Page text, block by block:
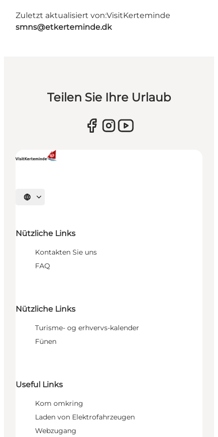
Zuletzt aktualisiert von:VisitKerteminde
smns@etkerteminde.dk
Teilen Sie Ihre Urlaub
Sprache auswählen
Nützliche Links
Kontakten Sie uns
FAQ
Nützliche Links
Turisme- og erhvervs-kalender
Fünen
Useful Links
Kom omkring
Laden von Elektrofahrzeugen
Webzugang